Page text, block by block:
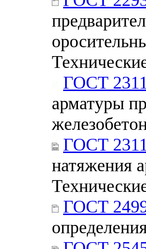
ГОСТ
арматуры
ГОСТ
натяжения
ГОСТ